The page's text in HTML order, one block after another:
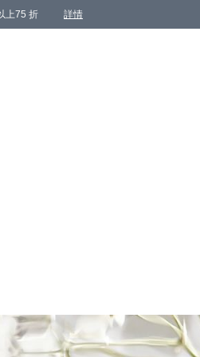
上75 折 詳情